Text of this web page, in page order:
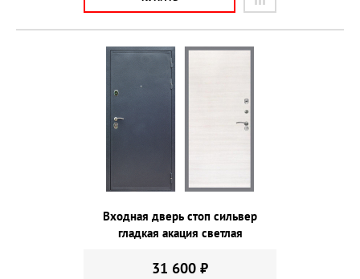
Входная дверь стоп сильвер
гладкая акация светлая
31 600 ₽